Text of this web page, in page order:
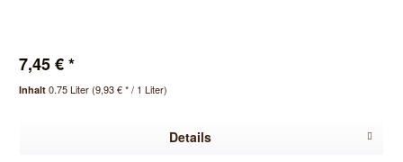
7,45 € *
Inhalt0.75 Liter(9,93 € * / 1 Liter)
Details